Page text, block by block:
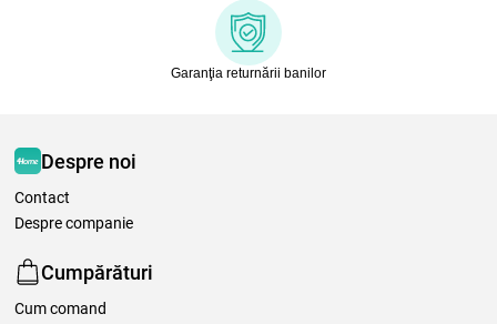
Garanţia returnării banilor
Despre noi
Contact
Despre companie
Cumpărături
Cum comand